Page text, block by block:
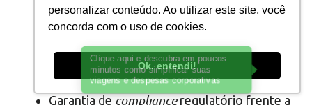
personalizar conteúdo. Ao utilizar este site, você
concorda com o uso de cookies.
Ok, entendi!
Redução da pegada de carbono verificável;
Valorização da marca perante clientes e
investidores conscientes;
Vantagem competitiva em licitações que
exigem comprovação de sustentabilidade;
Garantia decomplianceregulatório frente a